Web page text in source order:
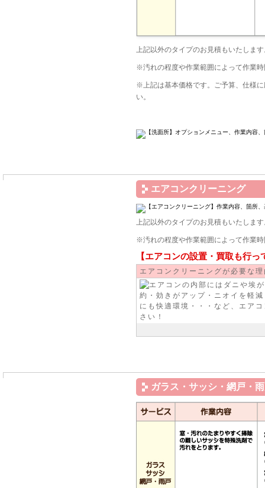
上記以外のタイプのお見積もいたしま
※汚れの程度や作業範囲によって作業
※上記は基本価格です。ご予算、仕様
い。
エアコンクリーニング
上記以外のタイプのお見積もいたしま
※汚れの程度や作業範囲によって作業
【エアコンの設置・買取も行
エアコンクリーニングが必要な
ガラス・サッシ・網戸・